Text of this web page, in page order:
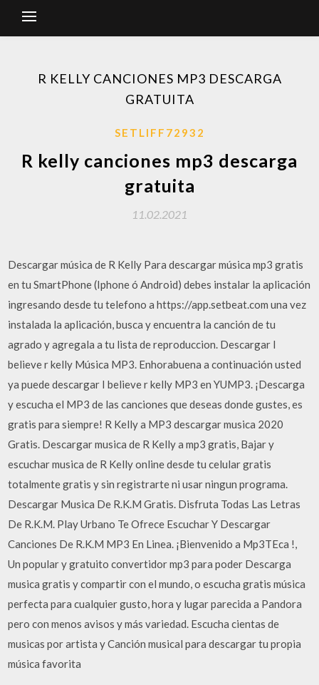
R KELLY CANCIONES MP3 DESCARGA
GRATUITA
SETLIFF72932
R kelly canciones mp3 descarga
gratuita
11.02.2021
Descargar música de R Kelly Para descargar música mp3 gratis
en tu SmartPhone (Iphone ó Android) debes instalar la aplicación
ingresando desde tu telefono a https://app.setbeat.com una vez
instalada la aplicación, busca y encuentra la canción de tu
agrado y agregala a tu lista de reproduccion. Descargar I
believe r kelly Música MP3. Enhorabuena a continuación usted
ya puede descargar I believe r kelly MP3 en YUMP3. ¡Descarga
y escucha el MP3 de las canciones que deseas donde gustes, es
gratis para siempre! R Kelly a MP3 descargar musica 2020
Gratis. Descargar musica de R Kelly a mp3 gratis, Bajar y
escuchar musica de R Kelly online desde tu celular gratis
totalmente gratis y sin registrarte ni usar ningun programa.
Descargar Musica De R.K.M Gratis. Disfruta Todas Las Letras
De R.K.M. Play Urbano Te Ofrece Escuchar Y Descargar
Canciones De R.K.M MP3 En Linea. ¡Bienvenido a Mp3TEca ️!,
Un popular y gratuito convertidor mp3 para poder Descarga
musica gratis y compartir con el mundo, o escucha gratis música
perfecta para cualquier gusto, hora y lugar parecida a Pandora
pero con menos avisos y más variedad. Escucha cientas de
musicas por artista y Canción musical para descargar tu propia
música favorita